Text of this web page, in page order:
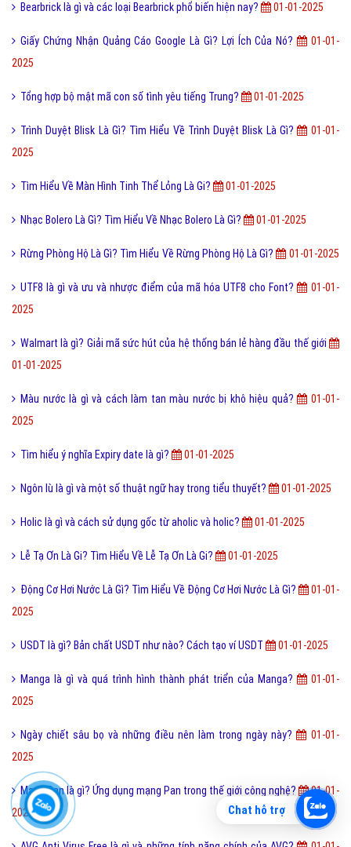
Bearbrick là gì và các loại Bearbrick phổ biến hiện nay? 01-01-2025
Giấy Chứng Nhận Quảng Cáo Google Là Gì? Lợi Ích Của Nó?
01-01-
2025
Tổng hợp bộ mật mã con số tình yêu tiếng Trung? 01-01-2025
Trình Duyệt Blisk Là Gì? Tìm Hiểu Về Trình Duyệt Blisk Là Gì?
01-01-
2025
Tìm Hiểu Về Màn Hình Tinh Thể Lỏng Là Gi? 01-01-2025
Nhạc Bolero Là Gì? Tìm Hiểu Về Nhạc Bolero Là Gì? 01-01-2025
Rừng Phòng Hộ Là Gì? Tìm Hiểu Về Rừng Phòng Hộ Là Gì? 01-01-2025
UTF8 là gì và ưu và nhược điểm của mã hóa UTF8 cho Font?
01-01-
2025
Walmart là gì? Giải mã sức hút của hệ thống bán lẻ hàng đầu thế giới
01-01-2025
Màu nước là gì và cách làm tan màu nước bị khô hiệu quả?
01-01-
2025
Tìm hiểu ý nghĩa Expiry date là gì? 01-01-2025
Ngôn lù là gì và một số thuật ngữ hay trong tiểu thuyết? 01-01-2025
Holic là gì và cách sử dụng gốc từ aholic và holic? 01-01-2025
Lễ Tạ Ơn Là Gi? Tìm Hiểu Về Lễ Tạ Ơn Là Gi? 01-01-2025
Động Cơ Hơi Nước Là Gì? Tìm Hiểu Về Động Cơ Hơi Nước Là Gì?
01-01-
2025
USDT là gì? Bản chất USDT như nào? Cách tạo ví USDT 01-01-2025
Manga là gì và quá trình hình thành phát triển của Manga?
01-01-
2025
Ngày chiết sâu bọ và những điều nên làm trong ngày này?
01-01-
2025
Mạng Pan là gì? Ứng dụng mạng Pan trong thế giới công nghệ?
01-01-
2025
Chat hỗ trợ